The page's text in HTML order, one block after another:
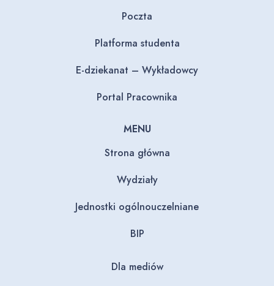
Poczta
Platforma studenta
E-dziekanat – Wykładowcy
Portal Pracownika
MENU
Strona główna
Wydziały
Jednostki ogólnouczelniane
BIP
Dla mediów